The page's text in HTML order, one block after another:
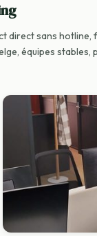
direct sans
équipes stables,